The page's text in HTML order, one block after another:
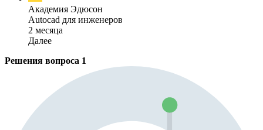
Академия Эдюсон
Autocad для инженеров
2 месяца
Далее
Решения вопроса 1